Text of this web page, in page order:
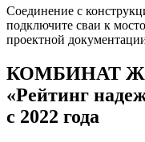
Соединение с
подключите сваи к
проектной
КОМБИНАТ
«Рейтинг
с 2022 года